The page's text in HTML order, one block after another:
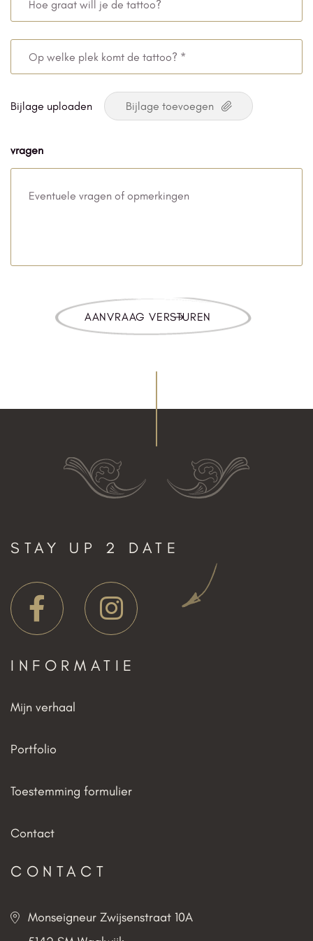
*
graat
je
welke
plek
de
tattoo?
Bijlage uploaden
vragen
STAY UP 2 DATE
INFORMATIE
Mijn verhaal
Portfolio
Toestemming formulier
Contact
CONTACT
Monseigneur Zwijsenstraat 10A